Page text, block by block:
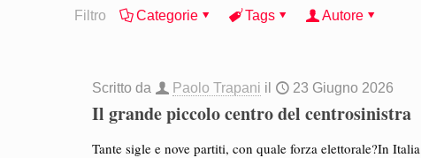
Filtro Categorie Tags Autore
Scritto da Paolo Trapani il 23 Giugno 2026
Il grande piccolo centro del centrosinistra
Tante sigle e nove partiti, con quale forza elettorale?In Italia